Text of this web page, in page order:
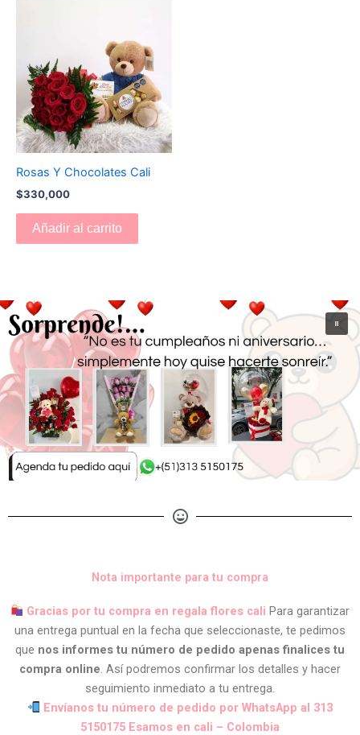
Rosas Y Chocolates Cali
$330,000
Añadir al carrito
Nota importante para tu compra
Gracias por tu compra en regala flores caliPara garantizar
una entrega puntual en la fecha que seleccionaste, te pedimos
que nos informes tu número de pedido apenas finalices tu
compra online. Así podremos confirmar los detalles y hacer
seguimiento inmediato a tu entrega.
Envíanos tu número de pedido por WhatsApp al 313
5150175 Esamos en cali – Colombia